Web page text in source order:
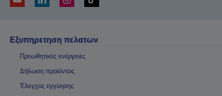
Εξυπηρετηση πελατων
Προωθητικές ενέργειες
Δήλωση προϊόντος
Έλεγχος εγγύησης